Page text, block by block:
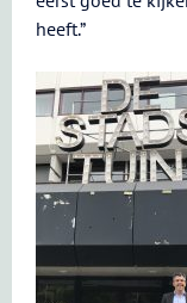
heeft.”